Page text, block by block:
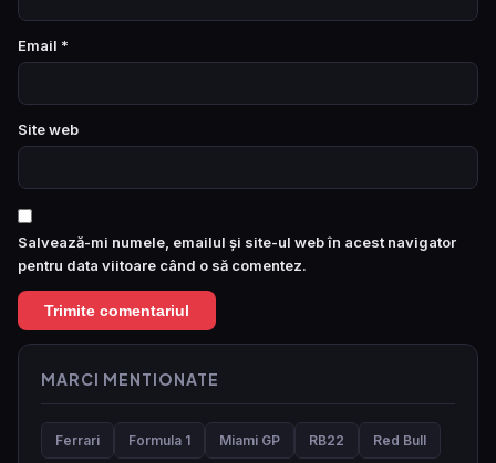
Email *
Site web
Salvează-mi numele, emailul și site-ul web în acest navigator
pentru data viitoare când o să comentez.
MARCI MENTIONATE
Ferrari Formula 1 Miami GP RB22 Red Bull